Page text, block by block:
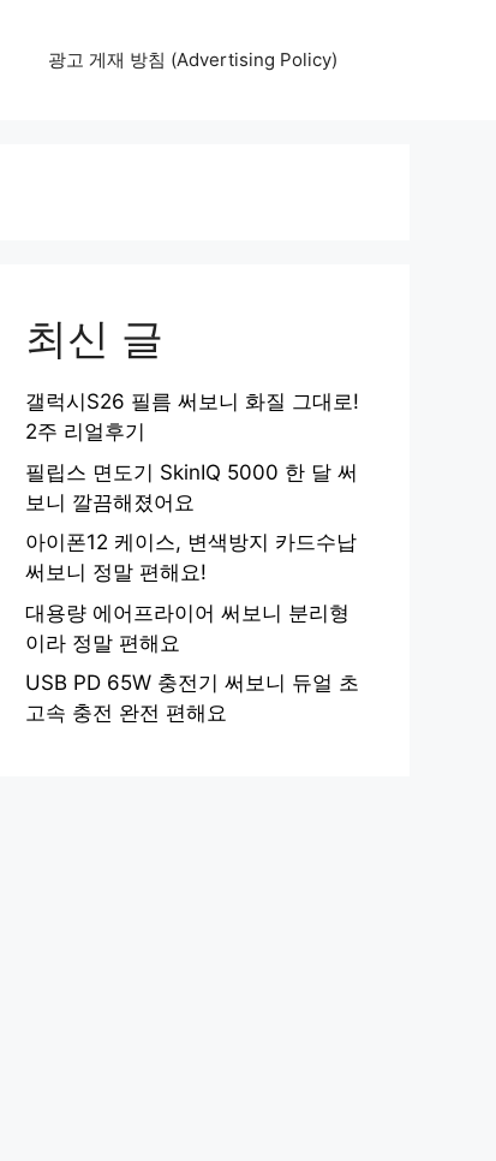
광고 게재 방침 (Advertising Policy)
최신 글
갤럭시S26 필름 써보니 화질 그대로!
2주 리얼후기
필립스 면도기 SkinIQ 5000 한 달 써
보니 깔끔해졌어요
아이폰12 케이스, 변색방지 카드수납
써보니 정말 편해요!
대용량 에어프라이어 써보니 분리형
이라 정말 편해요
USB PD 65W 충전기 써보니 듀얼 초
고속 충전 완전 편해요